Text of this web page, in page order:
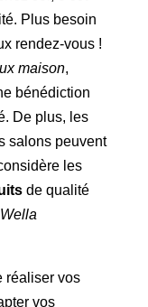
Plus besoin
rendez-vous !
maison,
bénédiction
De plus, les
salons peuvent
les
de qualité
Wella
réaliser vos
vos